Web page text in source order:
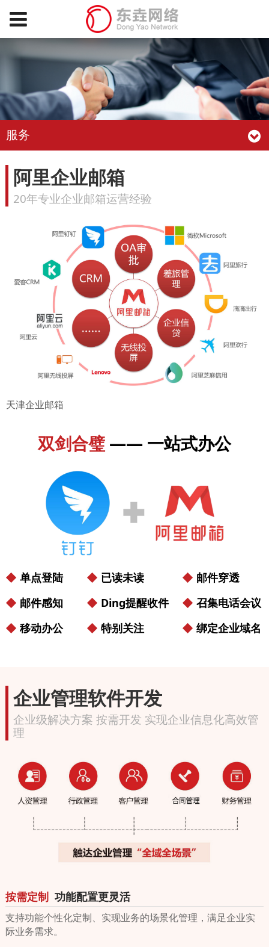
服务
阿里企业邮箱
20年专业企业邮箱运营经验
天津企业邮箱
双剑合璧—— 一站式办公
◆ 单点登陆
◆ 邮件感知
◆ 移动办公
◆ 已读未读
◆ Ding提醒收件
◆ 特别关注
◆ 邮件穿透
◆ 召集电话会议
◆ 绑定企业域名
企业管理软件开发
企业级解决方案 按需开发 实现企业信息化高效管
理
按需定制 功能配置更灵活
支持功能个性化定制、实现业务的场景化管理，满足企业实
际业务需求。